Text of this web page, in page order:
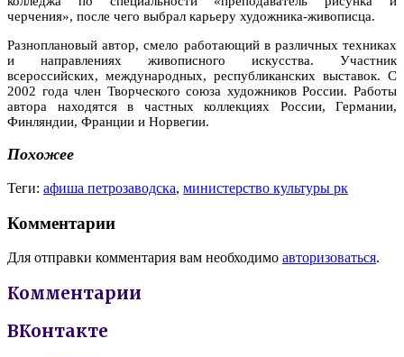
черчения», после чего выбрал карьеру художника-живописца.
Разноплановый автор, смело работающий в различных техниках
и направлениях живописного искусства. Участник
всероссийских, международных, республиканских выставок. С
2002 года член Творческого союза художников России. Работы
автора находятся в частных коллекциях России, Германии,
Финляндии, Франции и Норвегии.
Похожее
Теги: афиша петрозаводска, министерство культуры рк
Комментарии
Для отправки комментария вам необходимо авторизоваться.
Комментарии
ВКонтакте